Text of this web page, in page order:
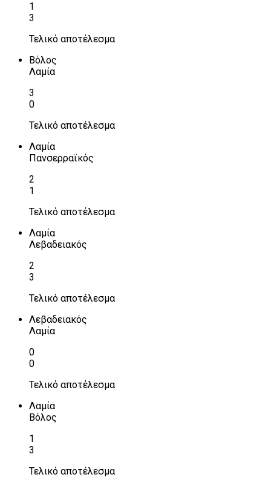
1
3
Τελικό αποτέλεσμα
Βόλος
Λαμία
3
0
Τελικό αποτέλεσμα
Λαμία
Πανσερραϊκός
2
1
Τελικό αποτέλεσμα
Λαμία
Λεβαδειακός
2
3
Τελικό αποτέλεσμα
Λεβαδειακός
Λαμία
0
0
Τελικό αποτέλεσμα
Λαμία
Βόλος
1
3
Τελικό αποτέλεσμα